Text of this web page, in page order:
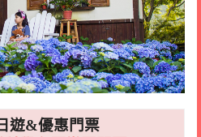
遊&優惠門票